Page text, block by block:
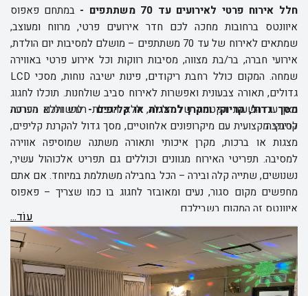
חלל אירוח פרטי לאירועים עד 70 משתתפים -
במתחם פאפוס
איוונטס ברחובות מחכה לכם חדר אירועים פרטי, מרווח ומעוצב,
שמתאים לאירוח של עד 70 משתתפים – מושלם למסיבות יום הולדת,
אירועי חברה, בר/בת מצווה, מסיבות רווקות וכל אירוע פרטי באווירה
שמחה. המקום כולל רחבת ריקודים, פינות ישיבה נוחות, מסכי LCD
גדולים, תאורה צבעונית ואפשרות לאירוח סביב שולחנות. תוכלו לחגוג
כאן עד השעות הקטנות של הלילה, ללא הגבלת רעש וללא הפרעה
לסביבה.
מסך גדול, קריוקי ומקרן למצגות או קליפים -לרשותכם מערכת
קריוקי מקצועית עם מיקרופונים אלחוטיים, מסך גדול להקרנת קליפים,
מצגות או ברכות, מקרן איכותי ותאורה משתנה שמוסיפה אווירה
למסיבה. תפריטי האירוח מגוונים וכוללים גם תפריט אלכוהול עשיר,
נשנושים, שתייה קלה ובירה – הכל בחבילה משתלמת במיוחד. אם אתם
מחפשים מקום סגור, נעים ומאובזר לחגוג בו כמו שצריך – פאפוס
איוונטס זה המקום בשבילכם.
עוֹד...